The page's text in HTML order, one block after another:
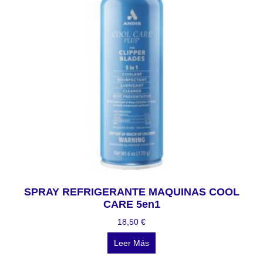
SPRAY REFRIGERANTE MAQUINAS COOL
CARE 5en1
18,50 €
Leer Más